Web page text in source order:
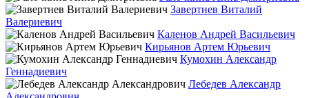
Завертнев Виталий
Валериевич
Каленов Андрей Васильевич
Кирьянов Артем Юрьевич
Кумохин Александр
Геннадиевич
Лебедев Александр